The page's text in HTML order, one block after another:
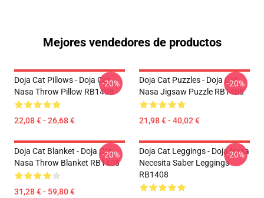
Mejores vendedores de productos
Doja Cat Pillows - Doja Cat
Nasa Throw Pillow RB1408
22,08 € - 26,68 €
-20%
Doja Cat Puzzles - Doja Cat
Nasa Jigsaw Puzzle RB1408
21,98 € - 40,02 €
-20%
Doja Cat Blanket - Doja Cat
Nasa Throw Blanket RB1408
31,28 € - 59,80 €
-20%
Doja Cat Leggings - Doja Nasa
Necesita Saber Leggings
RB1408
-20%